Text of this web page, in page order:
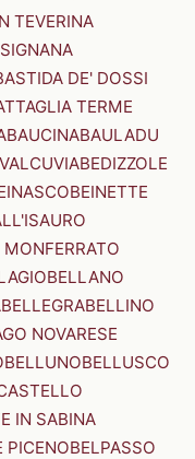
TEVERINA
DE' DOSSI
TERME
BAUCINABAULADU
BEDIZZOLE
BEINETTE
BELLANO
BELLEGRABELLINO
NOVARESE
BELLUNOBELLUSCO
IN SABINA
PICENOBELPASSO